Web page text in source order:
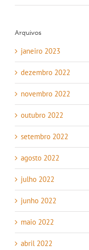
Arquivos
janeiro 2023
dezembro 2022
novembro 2022
outubro 2022
setembro 2022
agosto 2022
julho 2022
junho 2022
maio 2022
abril 2022